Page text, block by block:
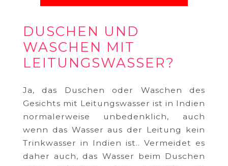
DUSCHEN UND
WASCHEN MIT
LEITUNGSWASSER?
Ja, das Duschen oder Waschen des
Gesichts mit Leitungswasser ist in Indien
normalerweise unbedenklich, auch
wenn das Wasser aus der Leitung kein
Trinkwasser in Indien ist.. Vermeidet es
daher auch, das Wasser beim Duschen